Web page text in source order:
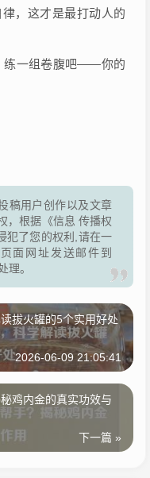
，这才是最打动人的
练一组卷腹吧——你的
稿用户创作以及文章
，根据《信息 传播权
犯了您的权利,请在一
面网址发送邮件到
理。
拔火罐的5个实用好处
2026-06-09 21:05:41
鸡内金的真实功效与
下一篇 »